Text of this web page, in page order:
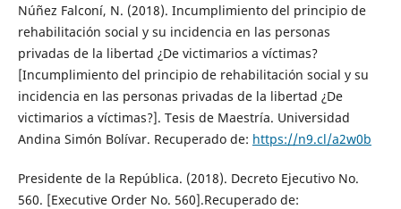
Núñez Falconí, N. (2018). Incumplimiento del principio de
rehabilitación social y su incidencia en las personas
privadas de la libertad ¿De victimarios a víctimas?
[Incumplimiento del principio de rehabilitación social y su
incidencia en las personas privadas de la libertad ¿De
victimarios a víctimas?]. Tesis de Maestría. Universidad
Andina Simón Bolívar. Recuperado de: https://n9.cl/a2w0b
Presidente de la República. (2018). Decreto Ejecutivo No.
560. [Executive Order No. 560].Recuperado de: